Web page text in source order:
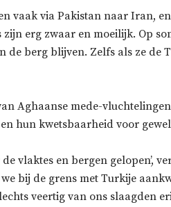
vaak via Pakistan naar Iran,
zijn erg zwaar en moeilijk. Op
de berg blijven. Zelfs als ze de
Aghaanse mede-
hun kwetsbaarheid voor
vlaktes en bergen gelopen’,
bij de grens met Turkije
veertig van ons slaagden